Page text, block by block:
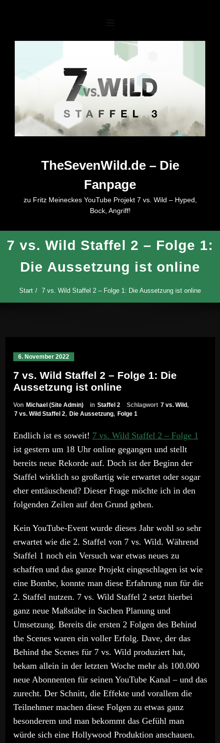
TheSevenWild.de – Die
Fanpage
zu Fritz Meineckes YouTube Projekt 7 vs. Wild – Hyped,
Bock, Angriff!
7 vs. Wild Staffel 2 – Folge 1:
Die Aussetzung ist online
Start 7 vs. Wild Staffel 2 – Folge 1: Die Aussetzung ist online
6. November 2022
7 vs. Wild Staffel 2 – Folge 1: Die
Aussetzung ist online
Von Michael (Site Admin) in Staffel 2 Schlagwort 7 vs. Wild,
7 vs. Wild Staffel 2, Die Aussetzung, Folge 1
Endlich ist es soweit! 7 vs. Wild Staffel 2 – Folge 1
ist gestern um 18 Uhr online gegangen und stellt
bereits neue Rekorde auf. Doch ist der Beginn der
Staffel wirklich so großartig wie erwartet oder sogar
eher enttäuschend? Dieser Frage möchte ich in den
folgenden Zeilen auf den Grund gehen.
Kein YouTube-Event wurde dieses Jahr wohl so sehr
erwartet wie die 2. Staffel von 7 vs. Wild. Während
Staffel 1 noch ein Versuch war etwas neues zu
schaffen und das ganze Projekt eingeschlagen ist wie
eine Bombe, konnte man diese Erfahrung nun für die
2. Staffel nutzen. 7 vs. Wild Staffel 2 setzt hierbei
ganz neue Maßstäbe in Sachen Planung und
Umsetzung. Bereits die ersten 2 Folgen des Behind
the Scenes waren ein voller Erfolg. Dave, der das
Behind the Scenes für 7 vs. Wild produziert hat,
bekam allein in der letzten Woche mehr als 100.000
neue Abonnenten für seinen YouTube Kanal – und das
zurecht. Der Schnitt, die Effekte und vorallem die
Teilnehmer machen diese Folgen zu etwas ganz
besonderem und man bekommt das Gefühl man
würde sich eine Hollywood Produktion anschauen.